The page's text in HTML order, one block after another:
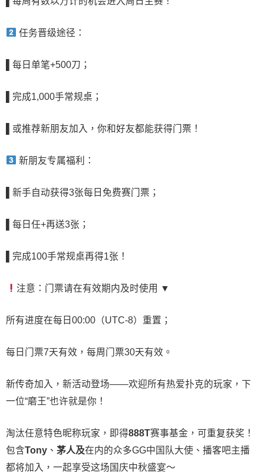
任务晋级途径：
每日单笔+500刀 ；
完成1,000手常规桌 ；
或推荐新朋友加入，你和好友都能获得门票！
新朋友专属福利：
新手自动获得3张每日免费赛门票 ；
每日任+再送3张 ；
完成100手常规桌再得1张！
注意：门票请在有效期内及时使用 ▼
所有进度在每日00:00（UTC-8）重置；
每日门票7天有效，每周门票30天有效。
新传奇加入，新活动登场——欢迎所有热爱扑克的玩家，下
一位“磨王”也许就是你！
淘汰任意特色昵称玩家，即得888T赛事基金，可重复获奖！
包含Tony 、 茅人及在内的众多GG中国队大使、播客吧主播
都将加入，一起享受这场国庆中秋盛宴～